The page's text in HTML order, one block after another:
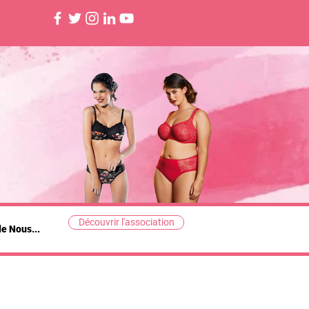
Nous...
Découvrir l'association